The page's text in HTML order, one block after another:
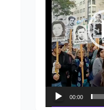
00:00